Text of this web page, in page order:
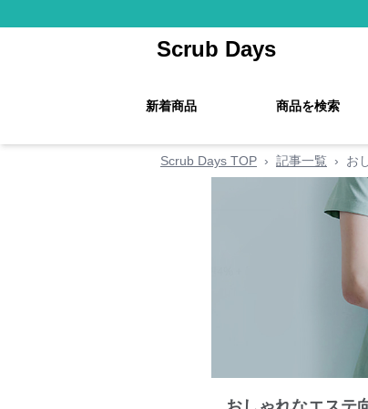
Scrub Days
新着商品 商品を検索
Scrub Days TOP › 記事一覧 › お